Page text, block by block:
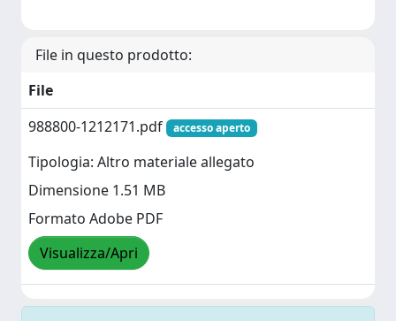
File in questo prodotto:
File
988800-1212171.pdf
accesso aperto
Tipologia: Altro materiale allegato
Dimensione 1.51 MB
Formato Adobe PDF
Visualizza/Apri